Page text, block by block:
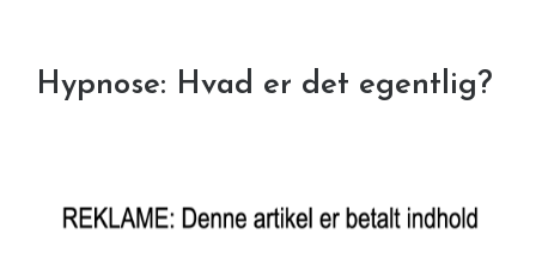
Hypnose: Hvad er det egentlig?